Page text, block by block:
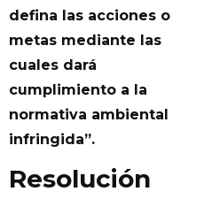
defina las acciones o
metas mediante las
cuales dará
cumplimiento a la
normativa ambiental
infringida”.
Resolución